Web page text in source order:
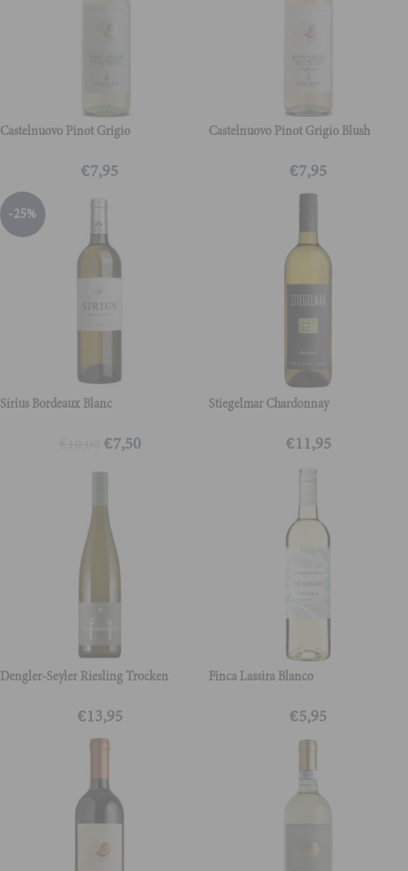
Castelnuovo Pinot Grigio
€7,95
Castelnuovo Pinot Grigio Blush
€7,95
-25%
Sirius Bordeaux Blanc
€7,50
Stiegelmar Chardonnay
€11,95
Dengler-Seyler Riesling Trocken
€13,95
Finca Lassira Blanco
€5,95